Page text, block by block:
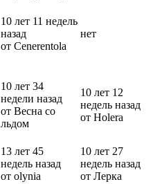
10 лет 11 недель
назад
от Cenerentola
нет
10 лет 34
недели назад
от Весна со
льдом
10 лет 12
недель назад
от Holera
13 лет 45
недель назад
от olynia
10 лет 27
недель назад
от Лерка